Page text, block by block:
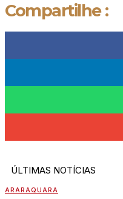
Compartilhe :
ÚLTIMAS NOTÍCIAS
ARARAQUARA